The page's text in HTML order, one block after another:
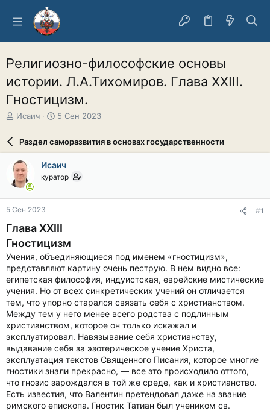
Религиозно-философские основы
истории. Л.А.Тихомиров. Глава XXIII.
Гностицизм.
А
о
р
т
е
м
ы
Исаич
Д
а
а
ч
л
5 Сен 2023
Раздел саморазвития в основах государственности
Исаич
куратор
5 Сен 2023 #1
Глава XXIII
Гностицизм
Учения, объединяющиеся под именем «гностицизм»,
представляют картину очень пеструю. В нем видно все:
египетская философия, индуистская, еврейские мистические
учения. Но от всех синкретических учений он отличается
тем, что упорно старался связать себя с христианством.
Между тем у него менее всего родства с подлинным
христианством, которое он только искажал и
эксплуатировал. Навязывание себя христианству,
выдавание себя за эзотерическое учение Христа,
эксплуатация текстов Священного Писания, которое многие
гностики знали прекрасно, — все это происходило оттого,
что гнозис зарождался в той же среде, как и христианство.
Есть известия, что Валентин претендовал даже на звание
римского епископа. Гностик Татиан был учеником св.